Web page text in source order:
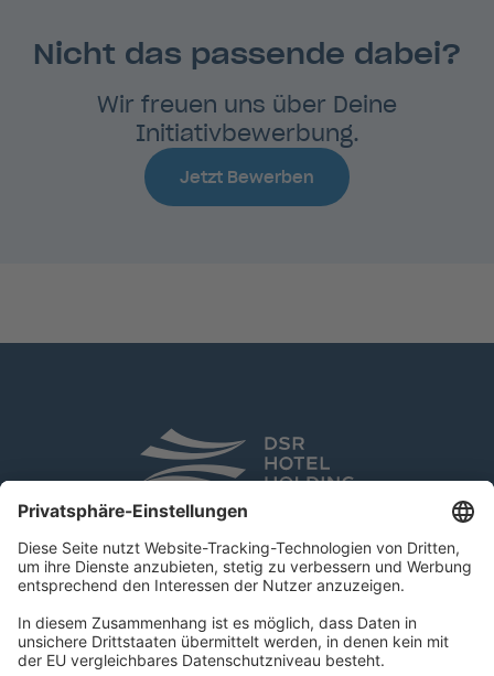
Nicht das passende dabei?
Wir freuen uns über Deine
Initiativbewerbung.
Jetzt Bewerben
DSR Hotel Holding GmbH
Am Kaiserkai 69
D-20457 Hamburg